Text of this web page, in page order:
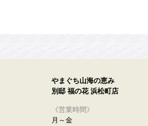
やまぐち山海の恵み
別邸 福の花 浜松町店
《営業時間》
月～金